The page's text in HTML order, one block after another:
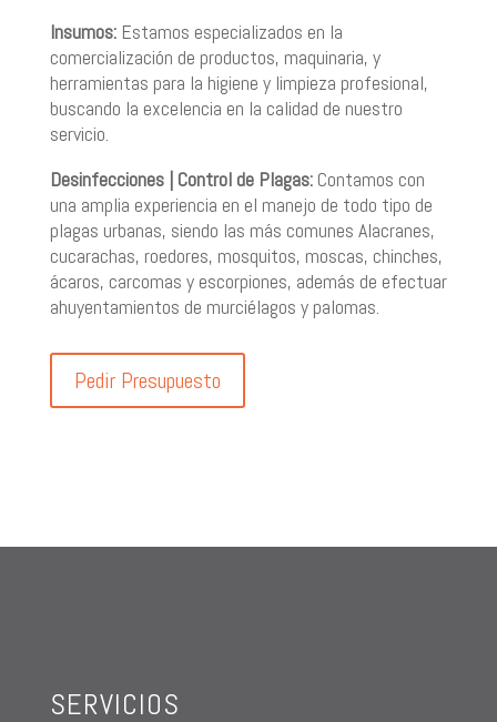
Insumos:Estamos especializados en la
comercialización de productos, maquinaria, y
herramientas para la higiene y limpieza profesional,
buscando la excelencia en la calidad de nuestro
servicio.
Desinfecciones | Control de Plagas:Contamos con
una amplia experiencia en el manejo de todo tipo de
plagas urbanas, siendo las más comunes Alacranes,
cucarachas, roedores, mosquitos, moscas, chinches,
ácaros, carcomas y escorpiones, además de efectuar
ahuyentamientos de murciélagos y palomas.
Pedir Presupuesto
SERVICIOS